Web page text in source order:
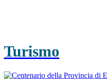
Turismo